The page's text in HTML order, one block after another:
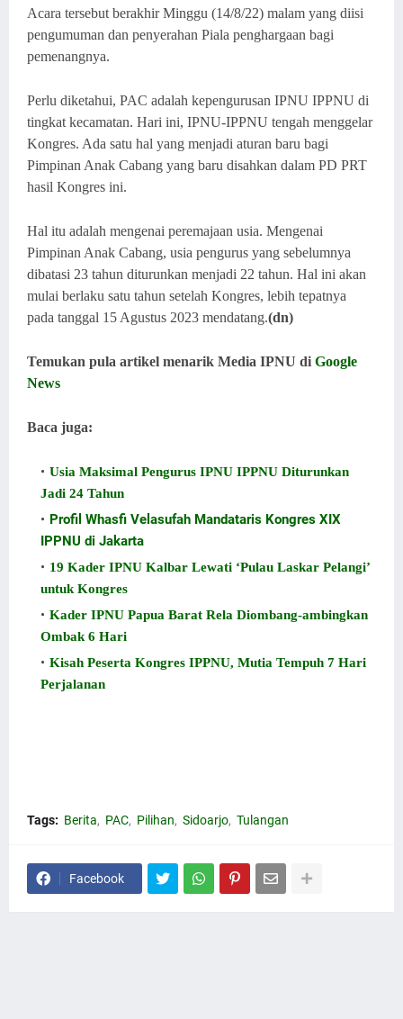
Acara tersebut berakhir Minggu (14/8/22) malam yang diisi
pengumuman dan penyerahan Piala penghargaan bagi
pemenangnya.
Perlu diketahui, PAC adalah kepengurusan IPNU IPPNU di
tingkat kecamatan. Hari ini, IPNU-IPPNU tengah menggelar
Kongres. Ada satu hal yang menjadi aturan baru bagi
Pimpinan Anak Cabang yang baru disahkan dalam PD PRT
hasil Kongres ini.
Hal itu adalah mengenai peremajaan usia. Mengenai
Pimpinan Anak Cabang, usia pengurus yang sebelumnya
dibatasi 23 tahun diturunkan menjadi 22 tahun. Hal ini akan
mulai berlaku satu tahun setelah Kongres, lebih tepatnya
pada tanggal 15 Agustus 2023 mendatang.(dn)
Temukan pula artikel menarik Media IPNU di Google
News
Baca juga:
Usia Maksimal Pengurus IPNU IPPNU Diturunkan
Jadi 24 Tahun
Profil Whasfi Velasufah Mandataris Kongres XIX
IPPNU di Jakarta
19 Kader IPNU Kalbar Lewati ‘Pulau Laskar Pelangi’
untuk Kongres
Kader IPNU Papua Barat Rela Diombang-ambingkan
Ombak 6 Hari
Kisah Peserta Kongres IPPNU, Mutia Tempuh 7 Hari
Perjalanan
Tags: Berita PAC Pilihan Sidoarjo Tulangan
Facebook